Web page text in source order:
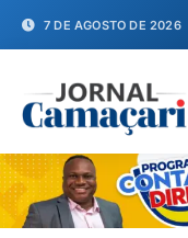
7 DE AGOSTO DE 2026